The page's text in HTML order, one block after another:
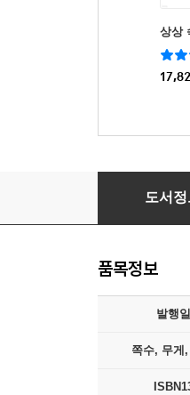
상상
기억의 미로를
도서정
품목정보
발행일
쪽수, 무게,